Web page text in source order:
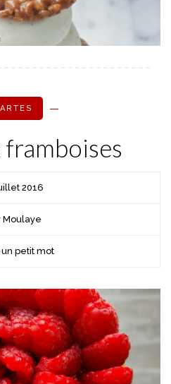
framboises
2016
Moulaye
petit mot